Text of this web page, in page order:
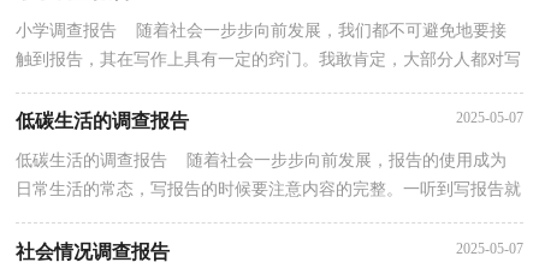
小学调查报告 随着社会一步步向前发展，我们都不可避免地要接
触到报告，其在写作上具有一定的窍门。我敢肯定，大部分人都对写
低碳生活的调查报告 2025-05-07
低碳生活的调查报告 随着社会一步步向前发展，报告的使用成为
日常生活的常态，写报告的时候要注意内容的完整。一听到写报告就
拖延症懒癌齐复发？下面是小编收集整理的低碳生活...
社会情况调查报告 2025-05-07